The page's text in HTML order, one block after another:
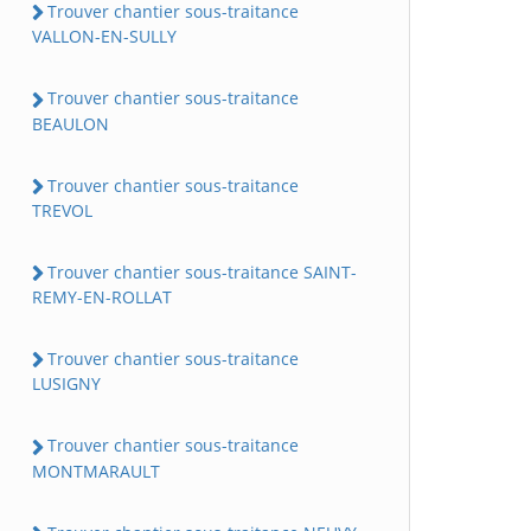
Trouver chantier sous-traitance
VALLON-EN-SULLY
Trouver chantier sous-traitance
BEAULON
Trouver chantier sous-traitance
TREVOL
Trouver chantier sous-traitance SAINT-
REMY-EN-ROLLAT
Trouver chantier sous-traitance
LUSIGNY
Trouver chantier sous-traitance
MONTMARAULT